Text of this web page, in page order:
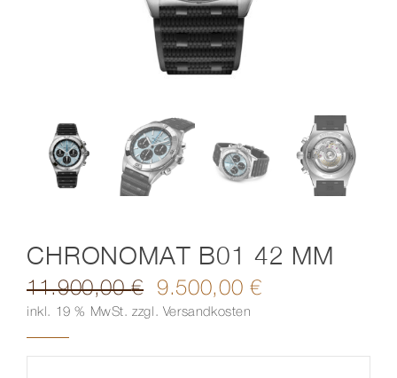
CHRONOMAT B01 42 MM
11.900,00€
Ursprünglicher
Preis
war:
11.900,00 €
9.500,00 €
Aktueller
Preis
ist:
9.500,00 €.
inkl. 19 % MwSt. zzgl. Versandkosten